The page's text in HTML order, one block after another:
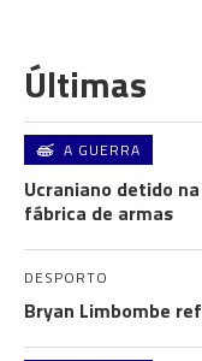
Últimas
A GUERRA
Ucraniano detido
fábrica de armas
DESPORTO
Bryan Limbombe